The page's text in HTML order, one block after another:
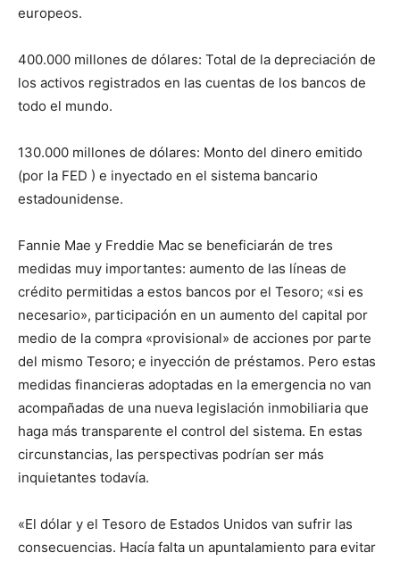
europeos.
400.000 millones de dólares: Total de la depreciación de
los activos registrados en las cuentas de los bancos de
todo el mundo.
130.000 millones de dólares: Monto del dinero emitido
(por la FED ) e inyectado en el sistema bancario
estadounidense.
Fannie Mae y Fred­die Mac se beneficiarán de tres
medidas muy importantes: aumento de las líneas de
crédito permitidas a estos bancos por el Tesoro; «si es
necesario», participación en un aumento del capital por
medio de la compra «provisional» de acciones por parte
del mismo Tesoro; e inyección de préstamos. Pero estas
medidas financieras adoptadas en la emergencia no van
acompañadas de una nueva legislación inmobiliaria que
haga más transparente el control del sistema. En estas
circunstancias, las perspectivas podrían ser más
inquietantes todavía.
«El dólar y el Tesoro de Estados Unidos van sufrir las
consecuencias. Hacía falta un apuntalamiento para evitar